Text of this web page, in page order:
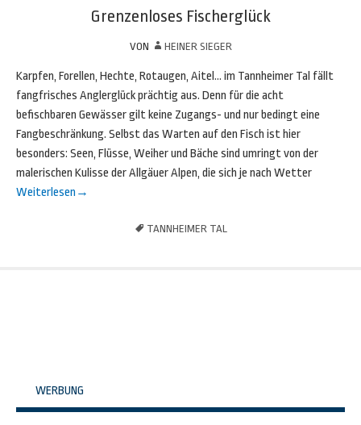
Grenzenloses Fischerglück
VON HEINER SIEGER
Karpfen, Forellen, Hechte, Rotaugen, Aitel… im Tannheimer Tal fällt
fangfrisches Anglerglück prächtig aus. Denn für die acht
befischbaren Gewässer gilt keine Zugangs- und nur bedingt eine
Fangbeschränkung. Selbst das Warten auf den Fisch ist hier
besonders: Seen, Flüsse, Weiher und Bäche sind umringt von der
malerischen Kulisse der Allgäuer Alpen, die sich je nach Wetter
Weiterlesen →
TANNHEIMER TAL
WERBUNG